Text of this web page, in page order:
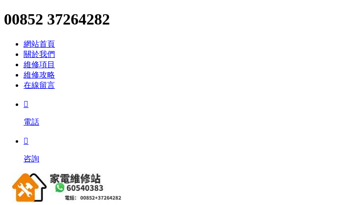
00852 37264282
網站首頁
關於我們
維修項目
維修攻略
在線留言

電話

咨詢